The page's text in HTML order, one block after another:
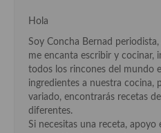
Cocina callejera
Cocina fusión
Cocinas de España
Cocina Andaluza
Hola
Soy Concha Bernad
me encanta escribir y cocinar,
todos los rincones del mundo
ingredientes a nuestra cocina,
variado, encontrarás recetas
diferentes.
Si necesitas una receta, apoyo